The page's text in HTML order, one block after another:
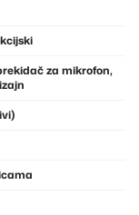
za mikrofon,